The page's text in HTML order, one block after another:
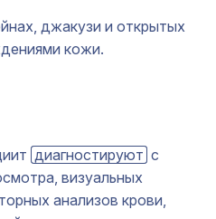
джакузи и открытых
кожи.
диагностируют с
визуальных
анализов крови,